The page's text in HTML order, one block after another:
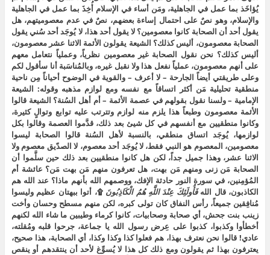
يُؤاخَذ بما عمل في الجاهلية، ومَن أساء في الإسلام أُخِذَ بما عمل في الجاهلية
والإسلام، وهو نصٌ على احتمال إساءة بعضهم، نصٌ في عدم معصوميتهم، هل
يقول أحد أن الصحابة كانوا معصومين؟ لا يقول أحد هذا، لا يُوجَد أحد سُني يقول
الصحابة معصومون، أليس كذلك؟ الشيعة يقولون الأئمة الاثنا عشر معصومون،
أليس كذلك؟ نحن نقول الصحابة غير معصومين نظرياً، وعملياً نتعامل معهم
على أنهم معصومون، عملياً نفعل هذا ولا نقبل غيره، وبالمُناسَبة أنا سأقول لكم
وعلى طريقتي أيضاً الجارحة – لا أعرف – والقوية في الوضوح أحياناً مِن ناحية
منطقية تحليلية مَن أكثر اتساقاً مع نفسه ومع لوازم مذهبه وقوله: الشيعة
الإمامية – ولسنا نقول بقولهم في عصمة الأئمة – أم أهل السُنة؟ الشيعة قالوا
الأئمة معصومون وطبعاً هذا يلزم منه لوازم وتترتب عليه توابع وتوالٍ كثيرة،
وكانوا منطقيين مع أنفسهم في كل شيئ بعد ذلك، قدَّموا العصمة وقالوا بكل
لوازمها، يُوجَد اتساق منطقي، بالنسبة لأهل السُنة قالوا الصحابة ليسوا
معصومين، المعصوم هو النبي فقط، لا يُوجَد أحد معصوم، لا الصدّيق معصوم ولا
الاثنا عشر، وهذا جميل جداً، لكن هل كانوا منطقيين بعد ذلك حين سلَّموا أن
الصحابة مَن زنى ومنهم مَن بهت، هل تعرفون منهم مَن بهت مَن؟ عائشة أم
المُؤمِنين، في سورة النور حادثة الإفك، ووصمهم الله بأنهم ماذا؟ عند الله هم
الكاذبون، قال اللهفَأُولَئِكَ عِنْدَ اللَّهِ هُمُ الْكَاذِبُونَ۩، أتوا ببهتان عظيم وليسوا
مُنافِقين جميعاً، رأس النفاق كان تولى كبره، لكن منهم مسطح وحسان وأخت
زينب بنت جحش، أي صحابة وصحابيات، كانوا كرماء وطيبين ما شاء الله لكنهم
أخطأوا وكذبوا، كذبوا على عِرض رسول الله يا جماعة، جرحوا قلبه ومُقلته،
عادي! قالوا نحن نعترف بهذا، هم فعلوا كذا وكذا وكذا، أي الصحابة، هذا صحيح،
يعترفون بهذا ثم يقولون ومع ذلك كل هذا لا يُسوِّغ لأحد أن ينتقدهم أو ينقص